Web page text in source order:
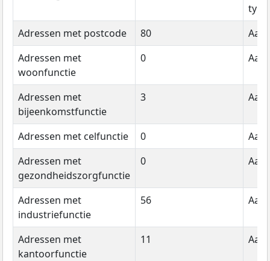
type
Adressen met postcode
80
Adressen met
woonfunctie
0
Adressen met
bijeenkomstfunctie
3
Adressen met celfunctie 0
Adressen met
gezondheidszorgfunctie
0
Adressen met
industriefunctie
56
Adressen met
kantoorfunctie
11